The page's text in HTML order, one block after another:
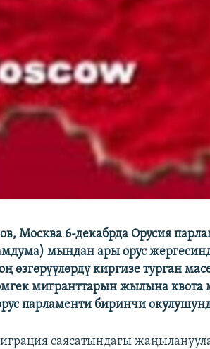
Москва 6-декабрда Орусия
мындан ары орус
өзгөрүүлөрдү киргизе турган
мигранттарын жылына квота
парламенти биринчи
саясатындагы